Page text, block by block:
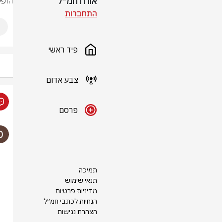
התחברות
פיד ראשי
צבע אדום
פרסם
תמיכה
תנאי שימוש
מדיניות פרטיות
הנחיות לכתבי חמ״ל
הצהרת נגישות